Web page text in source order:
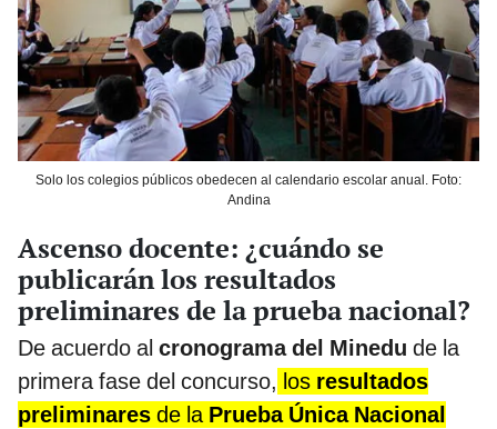
Solo los colegios públicos obedecen al calendario escolar anual. Foto:
Andina
Ascenso docente: ¿cuándo se
publicarán los resultados
preliminares de la prueba nacional?
De acuerdo al cronograma del Minedu de la
primera fase del concurso, los resultados
preliminares de la Prueba Única Nacional